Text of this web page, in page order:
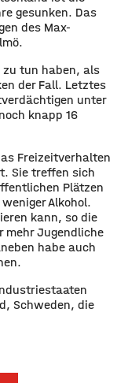
gesunken. Das
des Max-
zu tun haben, als
der Fall. Letztes
unter
knapp 16
Freizeitverhalten
Sie treffen sich
Plätzen
Alkohol.
kann, so die
mehr Jugendliche
habe auch
Schweden, die